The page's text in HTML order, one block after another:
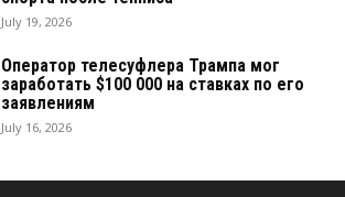
July 19, 2026
Оператор телесуфлера Трампа мог
заработать $100 000 на ставках по его
заявлениям
July 16, 2026